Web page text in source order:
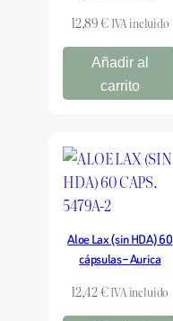
12,89€ IVA incluido
Añadir al
carrito
Aloe Lax (sin HDA) 60
cápsulas – Aurica
12,42€ IVA incluido